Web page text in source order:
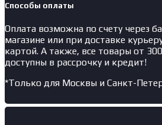
Способы оплаты
Оплата возможна по счету через
магазине или при доставке
картой. А также, все товары от
доступны в рассрочку и кредит!
*Только для Москвы и Санкт-